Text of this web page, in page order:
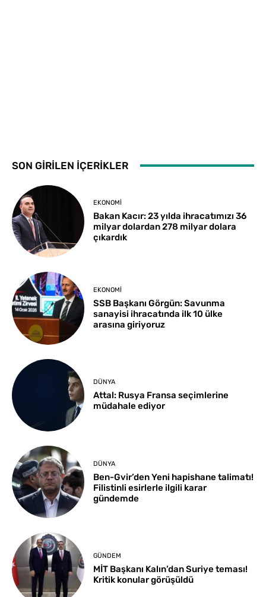
SON GİRİLEN İÇERİKLER
EKONOMI
Bakan Kacır: 23 yılda ihracatımızı 36
milyar dolardan 278 milyar dolara
çıkardık
EKONOMI
SSB Başkanı Görgün: Savunma
sanayisi ihracatında ilk 10 ülke
arasına giriyoruz
DÜNYA
Attal: Rusya Fransa seçimlerine
müdahale ediyor
DÜNYA
Ben-Gvir’den Yeni hapishane talimatı!
Filistinli esirlerle ilgili karar
gündemde
GÜNDEM
MİT Başkanı Kalın’dan Suriye teması!
Kritik konular görüşüldü